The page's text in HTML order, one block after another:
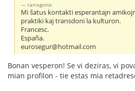
tarragona:
Mi ŝatus kontakti esperantajn
praktiki kaj transdoni la kulturon.
Francesc.
España.
eurosegur@hotmail.com
Bonan vesperon! Se vi deziras, vi
mian profilon - tie estas mia